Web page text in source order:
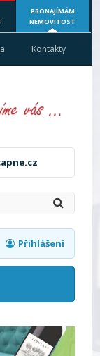
PRONAJÍMÁM
NEMOVITOST
Kontakty
Přihlášení